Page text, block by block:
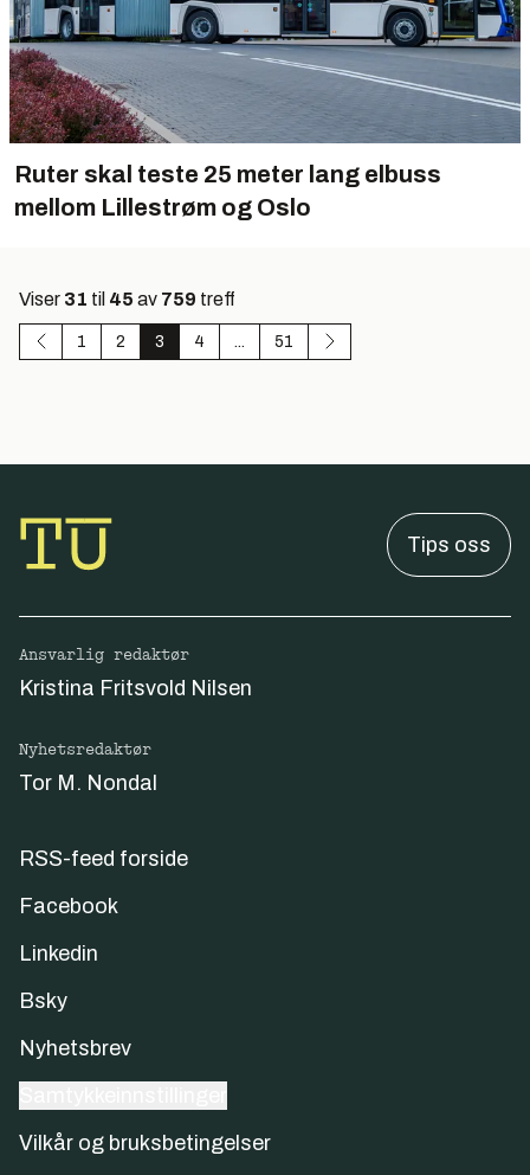
Ruter skal teste 25 meter lang elbuss
mellom Lillestrøm og Oslo
Viser 31 til 45 av 759 treff
1 2 3 4 51
Tips oss
Ansvarlig redaktør
Kristina Fritsvold Nilsen
Nyhetsredaktør
Tor M. Nondal
RSS-feed forside
Facebook
Linkedin
Bsky
Nyhetsbrev
Vilkår og bruksbetingelser